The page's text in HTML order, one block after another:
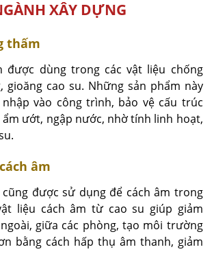
XÂY DỰNG
thấm
được dùng trong các vật liệu chống
gioăng cao su. Những sản phẩm này
vào công trình, bảo vệ cấu trúc
ướt, ngập nước, nhờ tính linh hoạt,
âm
được sử dụng để cách âm trong
liệu cách âm từ cao su giúp giảm
giữa các phòng, tạo môi trường
bằng cách hấp thụ âm thanh, giảm